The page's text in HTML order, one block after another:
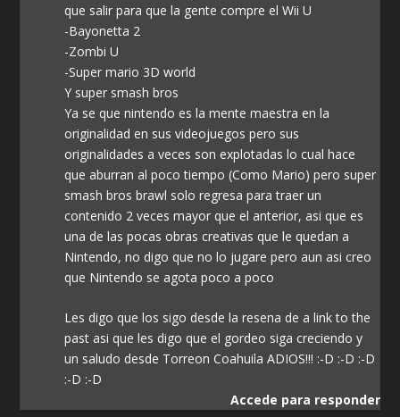
que salir para que la gente compre el Wii U
-Bayonetta 2
-Zombi U
-Super mario 3D world
Y super smash bros
Ya se que nintendo es la mente maestra en la
originalidad en sus videojuegos pero sus
originalidades a veces son explotadas lo cual hace
que aburran al poco tiempo (Como Mario) pero super
smash bros brawl solo regresa para traer un
contenido 2 veces mayor que el anterior, asi que es
una de las pocas obras creativas que le quedan a
Nintendo, no digo que no lo jugare pero aun asi creo
que Nintendo se agota poco a poco
Les digo que los sigo desde la resena de a link to the
past asi que les digo que el gordeo siga creciendo y
un saludo desde Torreon Coahuila ADIOS!!! :-D :-D :-D
:-D :-D
Accede para responder